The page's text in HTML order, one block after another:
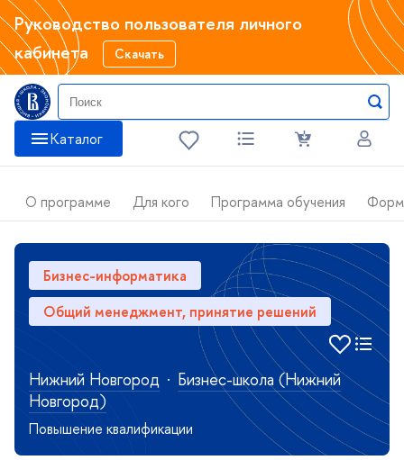
Руководство пользователя личного
кабинета
Скачать
Катало
О программе Для кого Программа обучения
Бизнес-информатика
Общий менеджмент, принятие решений
Нижний Новгород · Бизнес-школа (Нижний
Новгород)